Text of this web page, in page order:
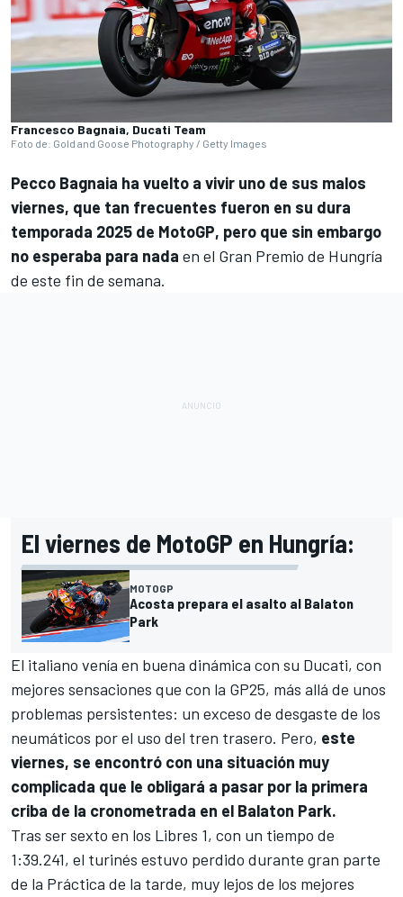
Francesco Bagnaia, Ducati Team
Foto de: Gold and Goose Photography / Getty Images
Pecco Bagnaia ha vuelto a vivir uno de sus malos
viernes, que tan frecuentes fueron en su dura
temporada 2025 de MotoGP, pero que sin embargo
no esperaba para nada en el Gran Premio de Hungría
de este fin de semana.
El viernes de MotoGP en Hungría:
MOTOGP
Acosta prepara el asalto al Balaton
Park
El italiano venía en buena dinámica con su Ducati, con
mejores sensaciones que con la GP25, más allá de unos
problemas persistentes: un exceso de desgaste de los
neumáticos por el uso del tren trasero. Pero, este
viernes, se encontró con una situación muy
complicada que le obligará a pasar por la primera
criba de la cronometrada en el Balaton Park.
Tras ser sexto en los Libres 1, con un tiempo de
1:39.241, el turinés estuvo perdido durante gran parte
de la Práctica de la tarde, muy lejos de los mejores